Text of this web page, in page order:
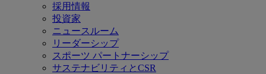
採用情報
投資家
ニュースルーム
リーダーシップ
スポーツ パートナーシップ
サステナビリティとCSR